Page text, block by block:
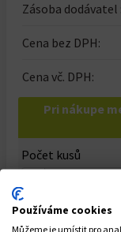
Zásoba dodávatel :
Cena bez DPH:
Cena vč. DPH:
Pri nákupe
Počet kusů
Celkem za 1000
Používáme cookies
Můžeme je umístit pro